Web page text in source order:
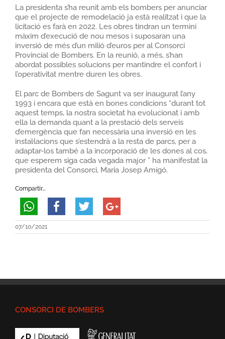
La presidenta s’ha reunit amb els bombers per anunciar
que el projecte de remodelació ja està realitzat i que la
licitació es farà en 2022. Les obres tindran un termini
màxim d’execució de nou mesos i suposaran una
inversió de més d’un milió d’euros per al Consorci
Provincial de Bombers. En la reunió, a més, s’han
abordat possibles solucions per mantindre el confort i
l’operativitat mentre duren les obres.
El parc de Bombers de Sagunt va ser inaugurat l’any
1993 i encara que està en bones condicions “durant tot
aquest temps, la nostra societat ha evolucionat i amb
ella la demanda quant a la prestació dels serveis
d’emergència que fan necessària una inversió en les
instal·lacions que s’estendrà a la resta de parcs, per a
adaptar-los també a la incorporació de les dones al cos,
que esperem siga cada vegada major ” ha manifestat la
presidenta del Consorci, Maria Josep Amigó.
Compartir...
07/10/2021
CONSORCI DE BOMBERS